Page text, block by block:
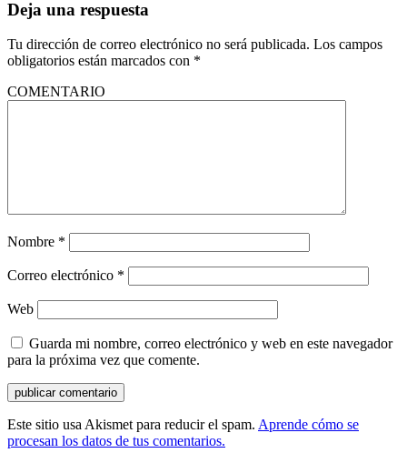
Deja una respuesta
Tu dirección de correo electrónico no será publicada. Los campos
obligatorios están marcados con *
COMENTARIO
Nombre *
Correo electrónico *
Web
Guarda mi nombre, correo electrónico y web en este navegador
para la próxima vez que comente.
Este sitio usa Akismet para reducir el spam. Aprende cómo se
procesan los datos de tus comentarios.